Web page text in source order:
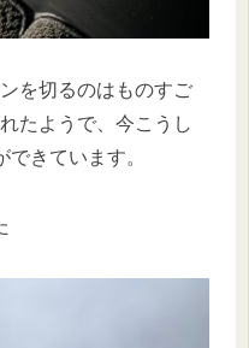
を切るのはものすご
たようで、今こうし
きています。